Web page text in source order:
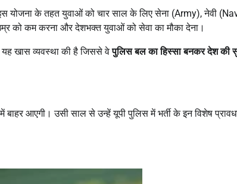
योजना के तहत युवाओं को चार साल के लिए सेना (Army), नेवी
को कम करना और देशभक्त युवाओं को सेवा का मौका देना।
यह खास व्यवस्था की है जिससे वेपुलिस बल का हिस्सा बनकर देश की
में बाहर आएगी। उसी साल से उन्हें यूपी पुलिस में भर्ती के इन विशेष